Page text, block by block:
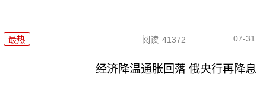
最热 阅读 41372 07-31
经济降温通胀回落 俄央行再降息